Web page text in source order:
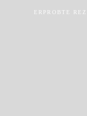
ERPROBTE